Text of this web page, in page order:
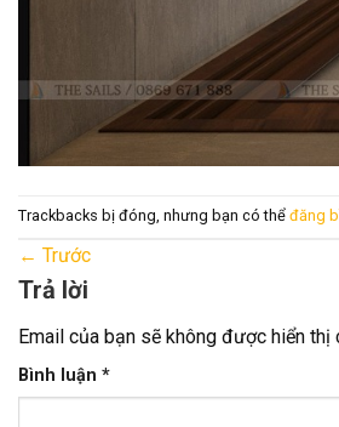
Trackbacks bị đóng, nhưng bạn có thể đăng
← Trước
Trả lời
Email của bạn sẽ không được hiển thị
Bình luận *